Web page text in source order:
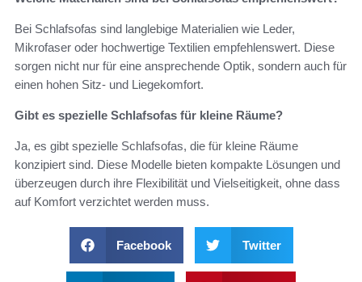
Bei Schlafsofas sind langlebige Materialien wie Leder,
Mikrofaser oder hochwertige Textilien empfehlenswert. Diese
sorgen nicht nur für eine ansprechende Optik, sondern auch für
einen hohen Sitz- und Liegekomfort.
Gibt es spezielle Schlafsofas für kleine Räume?
Ja, es gibt spezielle Schlafsofas, die für kleine Räume
konzipiert sind. Diese Modelle bieten kompakte Lösungen und
überzeugen durch ihre Flexibilität und Vielseitigkeit, ohne dass
auf Komfort verzichtet werden muss.
Facebook Twitter